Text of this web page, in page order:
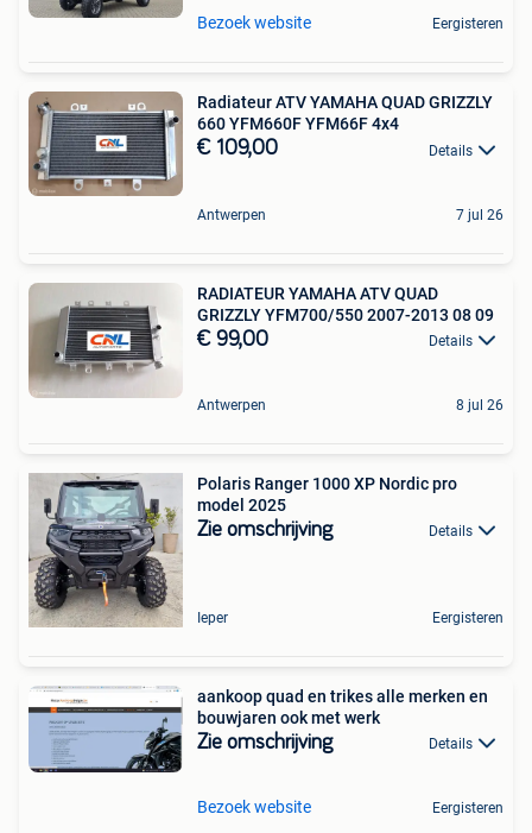
Bezoek website Eergisteren
Radiateur ATV YAMAHA QUAD GRIZZLY
660 YFM660F YFM66F 4x4
€ 109,00 Details
Antwerpen 7 jul 26
RADIATEUR YAMAHA ATV QUAD
GRIZZLY YFM700/550 2007-2013 08 09
€ 99,00 Details
Antwerpen 8 jul 26
Polaris Ranger 1000 XP Nordic pro
model 2025
Zie omschrijving Details
Ieper Eergisteren
aankoop quad en trikes alle merken en
bouwjaren ook met werk
Zie omschrijving Details
Bezoek website Eergisteren